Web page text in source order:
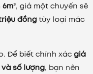
, giá một chuyến sẽ
đồngtùy loại mác
Để biết chính xácgiá
số lượng, bạn nên